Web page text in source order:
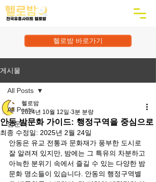
헬로밤 바로가기
게시물
All Posts
밤문화
All Posts
안동 밤문화 가이드: 행정구역을 중심으로
헬로밤
2024년 10월 12일 3분 분량
최종 수정일: 2025년 2월 24일
안동은 유교 전통과 문화재가 풍부한 도시로
잘 알려져 있지만, 밤에는 그 특유의 차분하고
아늑한 분위기 속에서 즐길 수 있는 다양한 밤
문화 명소들이 있습니다. 안동의 행정구역별